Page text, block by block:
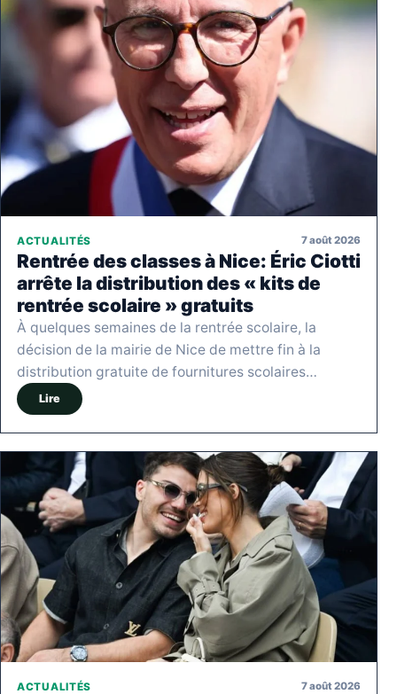
ACTUALITÉS 7 août 2026
Rentrée des classes à Nice: Éric Ciotti
arrête la distribution des « kits de
rentrée scolaire » gratuits
À quelques semaines de la rentrée scolaire, la
décision de la mairie de Nice de mettre fin à la
distribution gratuite de fournitures scolaires…
Lire
ACTUALITÉS 7 août 2026